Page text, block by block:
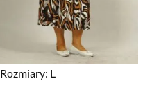
Rozmiary: L